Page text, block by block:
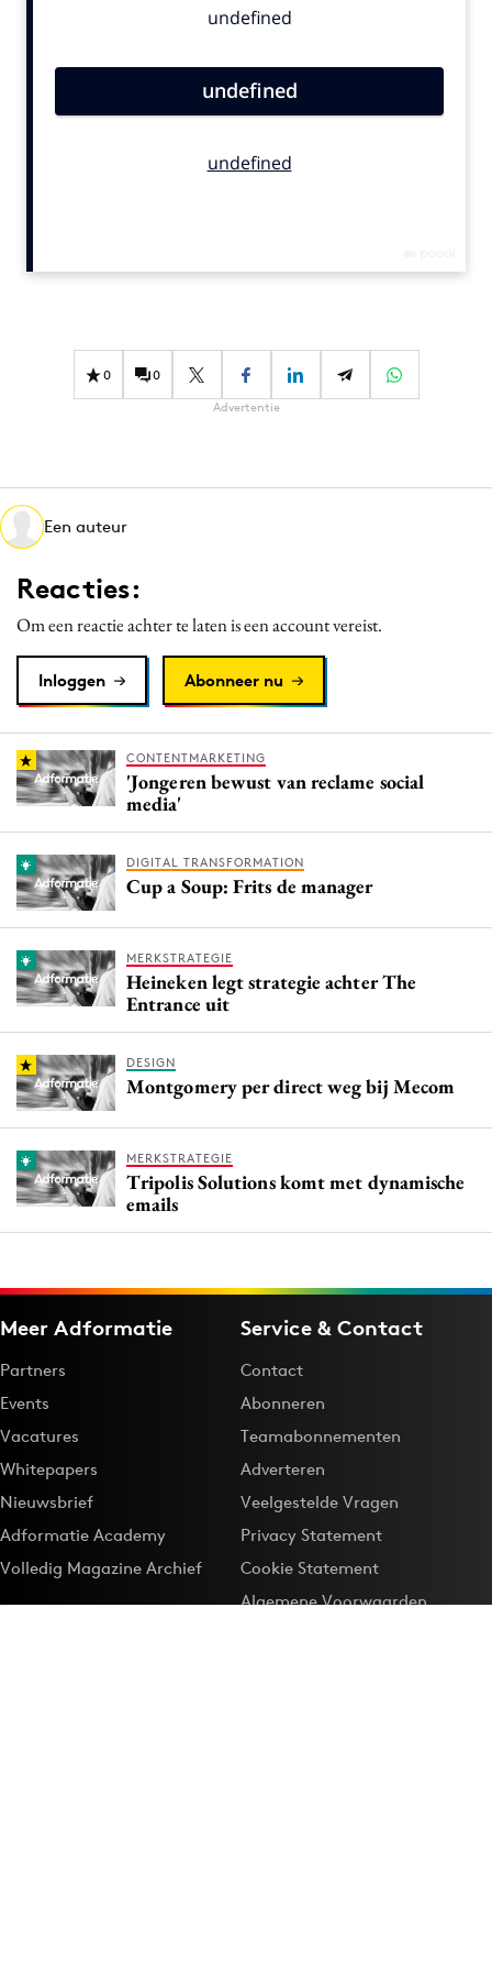
Contentmarketing
Effectiviteit
Gedragsverandering
Martech
Media
Merkstrategie
PR
Programmatic
Reputatie & crisis
0 0
Advertentie
Een auteur
Reacties:
Om een reactie achter te laten is een account vereist.
Inloggen Abonneer nu
CONTENTMARKETING
'Jongeren bewust van reclame social
media'
DIGITAL TRANSFORMATION
Cup a Soup: Frits de manager
MERKSTRATEGIE
Heineken legt strategie achter The
Entrance uit
DESIGN
Montgomery per direct weg bij Mecom
MERKSTRATEGIE
Tripolis Solutions komt met dynamische
emails
Meer Adformatie
Partners
Events
Vacatures
Whitepapers
Nieuwsbrief
Adformatie Academy
Volledig Magazine Archief
Service & Contact
Contact
Abonneren
Teamabonnementen
Adverteren
Veelgestelde Vragen
Privacy Statement
Cookie Statement
Algemene Voorwaarden